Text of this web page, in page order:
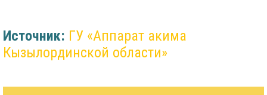
Источник: ГУ «Аппарат акима
Кызылординской области»